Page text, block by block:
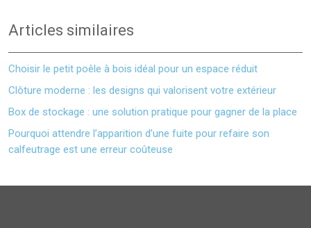
Articles similaires
Choisir le petit poêle à bois idéal pour un espace réduit
Clôture moderne : les designs qui valorisent votre extérieur
Box de stockage : une solution pratique pour gagner de la place
Pourquoi attendre l’apparition d’une fuite pour refaire son
calfeutrage est une erreur coûteuse